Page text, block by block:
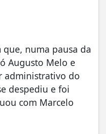
numa pausa da
Augusto Melo e
administrativo do
despediu e foi
com Marcelo